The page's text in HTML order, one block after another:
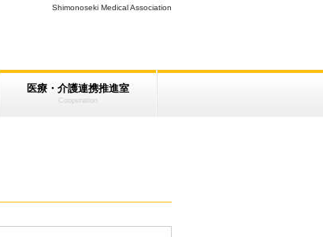
Shimonoseki Medical Association
医療・介護連携推進室
Cooperation